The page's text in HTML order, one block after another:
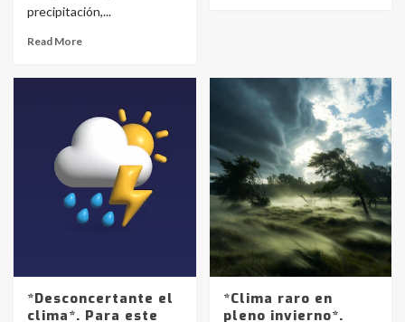
precipitación,...
Read More
*Desconcertante el
clima*. Para este
*Clima raro en
pleno invierno*.